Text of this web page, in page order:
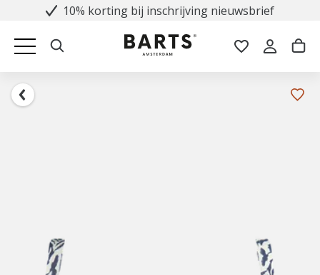
10% korting bij inschrijving nieuwsbrief